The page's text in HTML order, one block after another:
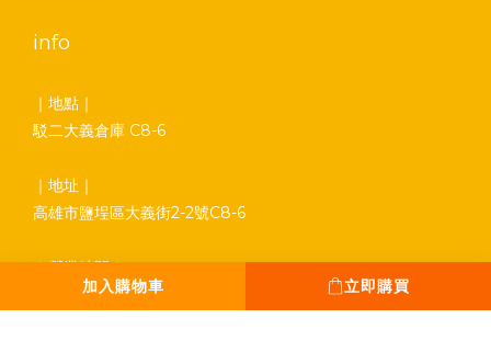
加入購物車 立即購買
info
｜地點｜
駁二大義倉庫 C8-6
｜地址｜
高雄市鹽埕區大義街2-2號C8-6
｜營業時間｜
平日 13:00 - 18:00